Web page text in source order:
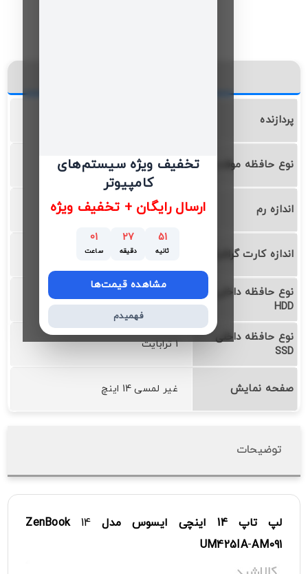
تخفیف ویژه سیستم‌های
کامپیوتر
ارسال رایگان + تخفیف ویژه
50
ثانیه
27
دقیقه
01
ساعت
مشاهده قیمت‌ها
فهمیدم
پردازنده
نوع حافظه موقت DDR4
اندازه رم 8 گیگابایت
اندازه کارت گرافیگ آنبرد 2 گیگابایت
نوع حافظه داخلی
HDD
❌
نوع حافظه داخلی
SSD
1 ترابایت
صفحه نمایش غیر لمسی 14 اینچ
توضیحات
لپ تاپ 14 اینچی ایسوس مدل ZenBook14
UM425IA-AM091